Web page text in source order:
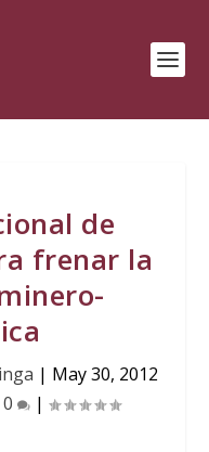
de
frenar la
| May 30, 2012
0 |